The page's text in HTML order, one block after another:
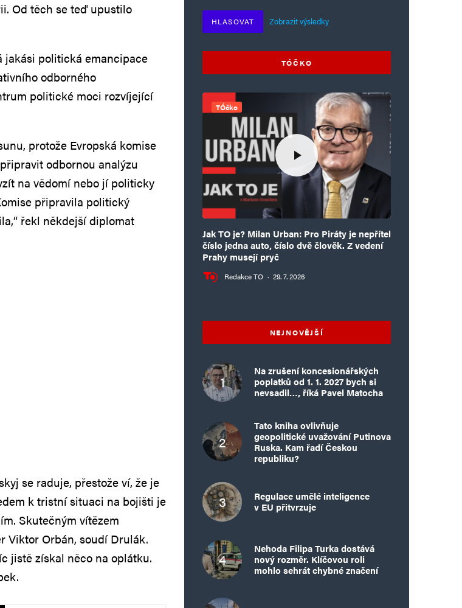
Od těch se teď upustilo
jakási politická emancipace
odborného
politické moci rozvíjející
protože Evropská komise
odbornou analýzu
na vědomí nebo jí politicky
připravila politický
řekl někdejší diplomat
se raduje, přestože ví, že je
k tristní situaci na bojišti je
Skutečným vítězem
Viktor Orbán, soudí Drulák.
jistě získal něco na oplátku.
HLASOVAT Zobrazit výsledky
TÓČKO
TÓčko
Jak TO je? Milan Urban: Pro Piráty je nepřítel
číslo jedna auto, číslo dvě člověk. Z vedení
Prahy musejí pryč
Redakce TO · 29. 7. 2026
NEJNOVĚJŠÍ
Na zrušení koncesionářských
poplatků od 1. 1. 2027 bych si
nevsadil…, říká Pavel Matocha
Tato kniha ovlivňuje
geopolitické uvažování Putinova
Ruska. Kam řadí Českou
republiku?
Regulace umělé inteligence
v EU přitvrzuje
Nehoda Filipa Turka dostává
nový rozměr. Klíčovou roli
mohlo sehrát chybné značení